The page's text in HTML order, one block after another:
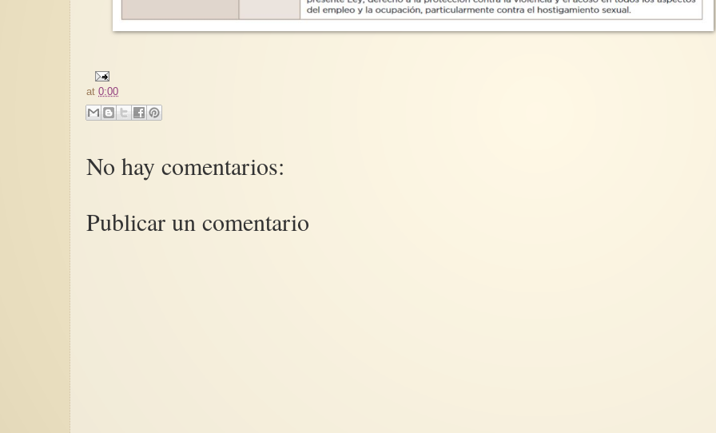
at0:00
No hay comentarios:
Publicar un comentario